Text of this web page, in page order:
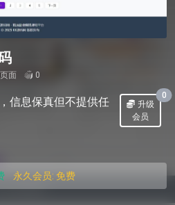
面 0
信息保真但不提供任
升级
会员
0
永久会员: 免费